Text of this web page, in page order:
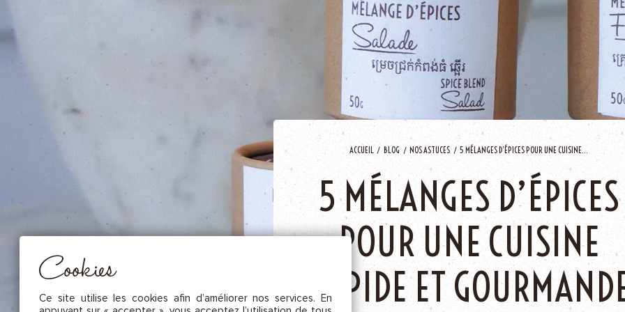
NOS SAUCES
NOS MOUTARDES
NOS ÉPICES GOURMANDES
NOS TISANES
ACCUEIL BLOG NOS ASTUCES 5 MÉLANGES D’ÉPICES POUR UNE CUISINE...
5 MÉLANGES D’ÉPICES
POUR UNE CUISINE
RAPIDE ET
Cookies
Ce site utilise les cookies afin d’améliorer nos services. En
CES COOKIES SONT NÉCESSAIRES AU BON FONCTIONNEMENT DU SITE. ILS NE PEUVENT PAS ÊTRE
Mesure d’audience
Ces cookies nous permettent de mesurer le nombre de visites, de
d’établir des statistiques afin d’en améliorer la qualité, l’ergonomie et la
performance.
Les cookies marketing sont utilisés pour effectuer le suivi des visiteurs au